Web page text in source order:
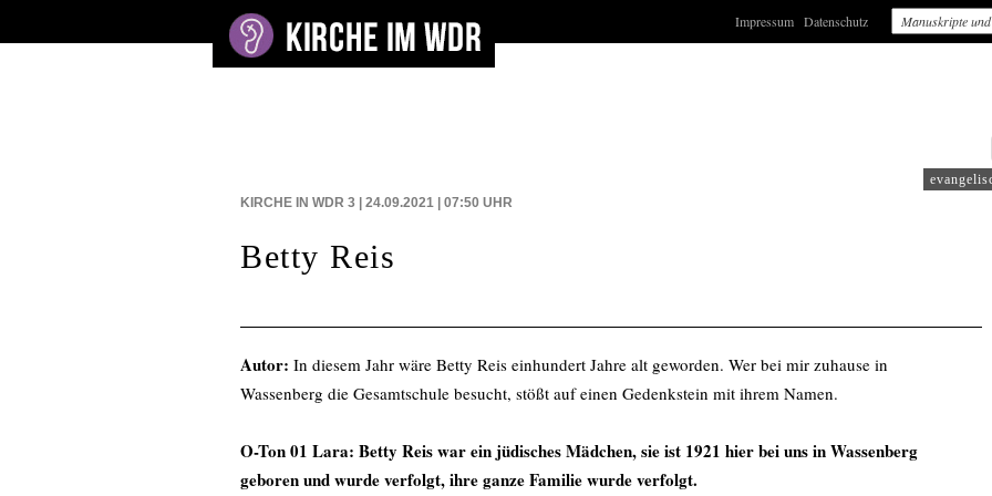
Impressum Datenschutz
KIRCHE IN WDR 3 | 24.09.2021 | 07:50 UHR
Betty Reis
Autor: In diesem Jahr wäre Betty Reis einhundert Jahre alt geworden. Wer bei mir zuhause in
Wassenberg die Gesamtschule besucht, stößt auf einen Gedenkstein mit ihrem Namen.
O-Ton 01 Lara: Betty Reis war ein jüdisches Mädchen, sie ist 1921 hier bei uns in Wassenberg
geboren undwurde verfolgt, ihreganze Familie wurde verfolgt.